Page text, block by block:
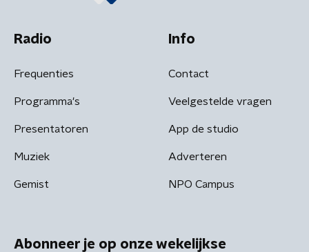
Radio
Frequenties
Programma's
Presentatoren
Muziek
Gemist
Info
Contact
Veelgestelde vragen
App de studio
Adverteren
NPO Campus
Abonneer je op onze wekelijkse